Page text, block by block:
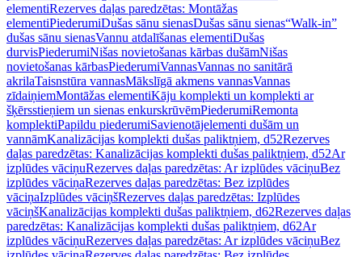
elementiRezerves daļas paredzētas: Montāžas
elementiPiederumiDušas sānu sienasDušas sānu sienas“Walk-in”
dušas sānu sienasVannu atdalīšanas elementiDušas
durvisPiederumiNišas novietošanas kārbas dušāmNišas
novietošanas kārbasPiederumiVannasVannas no sanitārā
akrilaTaisnstūra vannasMākslīgā akmens vannasVannas
zīdaiņiemMontāžas elementiKāju komplekti un komplekti ar
šķērsstieņiem un sienas enkurskrūvēmPiederumiRemonta
komplektiPapildu piederumiSavienotājelementi dušām un
vannāmKanalizācijas komplekti dušas paliktņiem, d52Rezerves
daļas paredzētas: Kanalizācijas komplekti dušas paliktņiem, d52Ar
izplūdes vāciņuRezerves daļas paredzētas: Ar izplūdes vāciņuBez
izplūdes vāciņaRezerves daļas paredzētas: Bez izplūdes
vāciņaIzplūdes vāciņšRezerves daļas paredzētas: Izplūdes
vāciņšKanalizācijas komplekti dušas paliktņiem, d62Rezerves daļas
paredzētas: Kanalizācijas komplekti dušas paliktņiem, d62Ar
izplūdes vāciņuRezerves daļas paredzētas: Ar izplūdes vāciņuBez